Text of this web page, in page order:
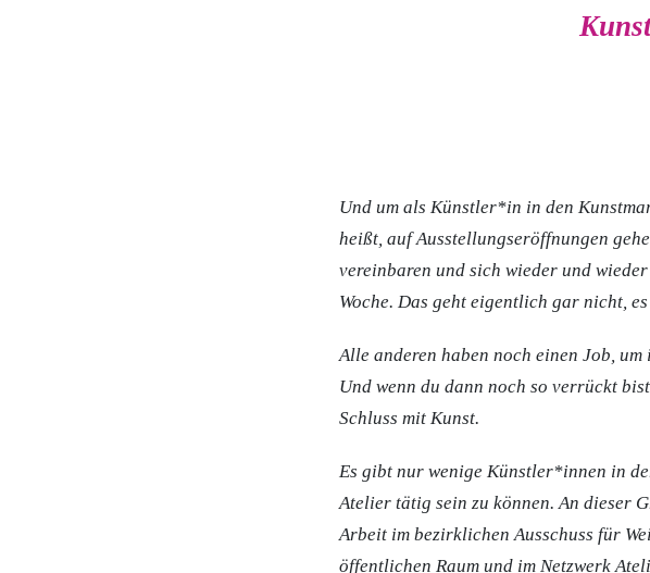
Und um als Künstler*in in den
heißt, auf Ausstellungseröffnungen
vereinbaren und sich wieder und
Woche. Das geht eigentlich gar nicht,
Alle anderen haben noch einen Job,
Und wenn du dann noch so verrückt
Schluss mit Kunst.
Es gibt nur wenige Künstler*innen in
Atelier tätig sein zu können. An dieser
Arbeit im bezirklichen Ausschuss für
öffentlichen Raum und im Netzwerk